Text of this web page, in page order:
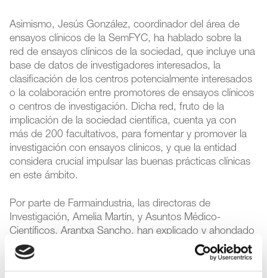
Asimismo, Jesús González, coordinador del área de
ensayos clínicos de la SemFYC, ha hablado sobre la
red de ensayos clínicos de la sociedad, que incluye una
base de datos de investigadores interesados, la
clasificación de los centros potencialmente interesados
o la colaboración entre promotores de ensayos clínicos
o centros de investigación. Dicha red, fruto de la
implicación de la sociedad científica, cuenta ya con
más de 200 facultativos, para fomentar y promover la
investigación con ensayos clínicos, y que la entidad
considera crucial impulsar las buenas prácticas clínicas
en este ámbito.
Por parte de Farmaindustria, las directoras de
Investigación, Amelia Martín, y Asuntos Médico-
Científicos, Arantxa Sancho, han explicado y ahondado
en laGuía de recomendaciones de buenas prácticas
para el fomento de la investigación clínica en Atención
Primariaque la asociación lanzó el pasado año con el